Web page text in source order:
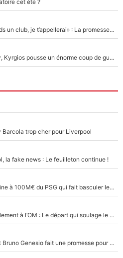
cet été ?
Mercato - OM - «Dès que je prends un club, je t’appellerai» : La promesse de Marcelino au moment de claquer la porte
Victime de racisme contre Murray, Kyrgios pousse un énorme coup de gueule !
trop cher pour Liverpool
la fake news : Le feuilleton continue !
Akliouche, Mika Godts... La semaine à 100M€ du PSG qui fait basculer le mercato du PSG !
Climat toxique et affaire de harcèlement à l’OM : Le départ qui soulage le vestiaire de Bruno Genesio
«Très, très agréablement surpris» : Bruno Genesio fait une promesse pour la suite du mercato de l’OM et rassure les supporters